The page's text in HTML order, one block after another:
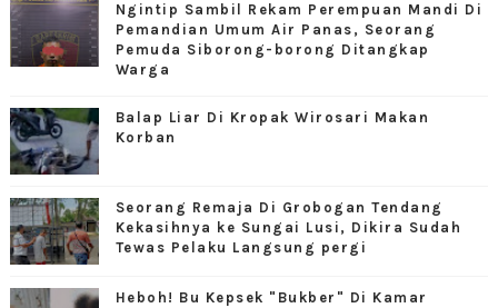
Ngintip Sambil Rekam Perempuan Mandi Di
Pemandian Umum Air Panas, Seorang
Pemuda Siborong-borong Ditangkap
Warga
Balap Liar Di Kropak Wirosari Makan
Korban
Seorang Remaja Di Grobogan Tendang
Kekasihnya ke Sungai Lusi, Dikira Sudah
Tewas Pelaku Langsung pergi
Heboh! Bu Kepsek "Bukber" Di Kamar